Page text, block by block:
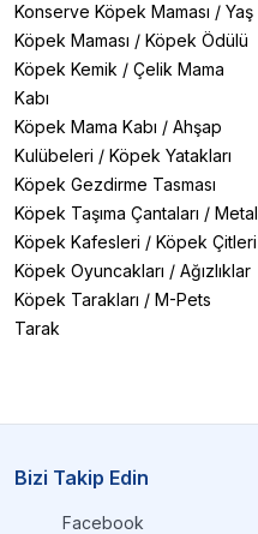
Konserve Köpek Maması / Yaş
Köpek Maması / Köpek Ödülü
Köpek Kemik / Çelik Mama
Kabı
Köpek Mama Kabı / Ahşap
Kulübeleri / Köpek Yatakları
Köpek Gezdirme Tasması
Köpek Taşıma Çantaları / Metal
Köpek Kafesleri / Köpek Çitleri
Köpek Oyuncakları / Ağızlıklar
Köpek Tarakları / M-Pets
Tarak
Bizi Takip Edin
Facebook